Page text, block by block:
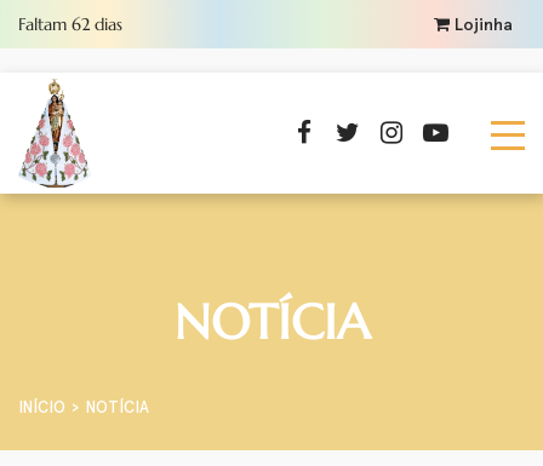
Faltam 62 dias Lojinha
NOTÍCIA
INÍCIO NOTÍCIA